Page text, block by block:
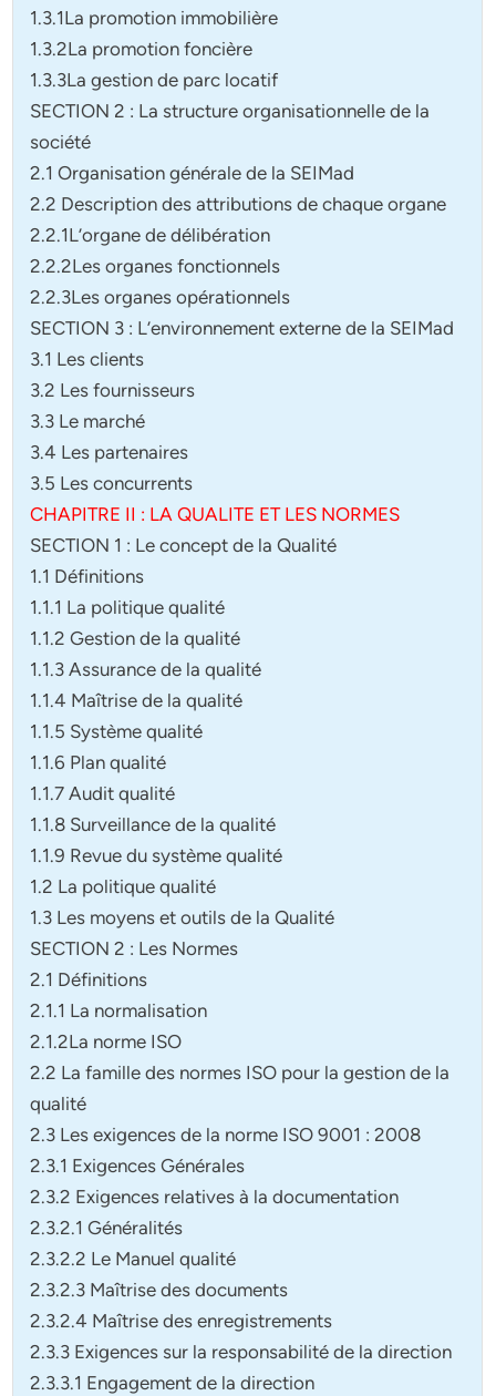
1.3.1La promotion immobilière
1.3.2La promotion foncière
1.3.3La gestion de parc locatif
SECTION 2 : La structure organisationnelle de la
société
2.1 Organisation générale de la SEIMad
2.2 Description des attributions de chaque organe
2.2.1L’organe de délibération
2.2.2Les organes fonctionnels
2.2.3Les organes opérationnels
SECTION 3 : L’environnement externe de la SEIMad
3.1 Les clients
3.2 Les fournisseurs
3.3 Le marché
3.4 Les partenaires
3.5 Les concurrents
CHAPITRE II : LA QUALITE ET LES NORMES
SECTION 1 : Le concept de la Qualité
1.1 Définitions
1.1.1 La politique qualité
1.1.2 Gestion de la qualité
1.1.3 Assurance de la qualité
1.1.4 Maîtrise de la qualité
1.1.5 Système qualité
1.1.6 Plan qualité
1.1.7 Audit qualité
1.1.8 Surveillance de la qualité
1.1.9 Revue du système qualité
1.2 La politique qualité
1.3 Les moyens et outils de la Qualité
SECTION 2 : Les Normes
2.1 Définitions
2.1.1 La normalisation
2.1.2La norme ISO
2.2 La famille des normes ISO pour la gestion de la
qualité
2.3 Les exigences de la norme ISO 9001 : 2008
2.3.1 Exigences Générales
2.3.2 Exigences relatives à la documentation
2.3.2.1 Généralités
2.3.2.2 Le Manuel qualité
2.3.2.3 Maîtrise des documents
2.3.2.4 Maîtrise des enregistrements
2.3.3 Exigences sur la responsabilité de la direction
2.3.3.1 Engagement de la direction